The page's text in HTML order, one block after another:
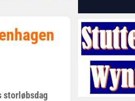
storløbsdag